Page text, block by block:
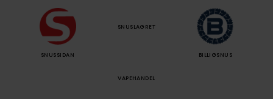
SNUSSIDAN
SNUSLAGRET
BILLIGSNUS
VAPEHANDEL